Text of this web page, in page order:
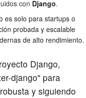
con Django.
es solo para startups o
probada y escalable
de alto rendimiento.
Django,
django" para
y siguiendo